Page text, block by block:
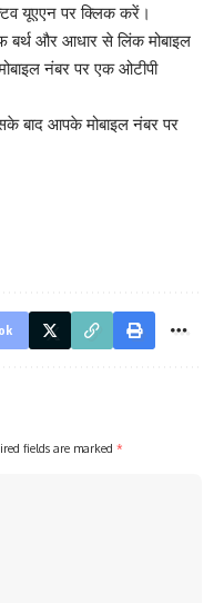
यूएएन पर क्लिक करें।
और आधार से लिंक मोबाइल
नंबर पर एक ओटीपी
बाद आपके मोबाइल नंबर पर
fields are marked *